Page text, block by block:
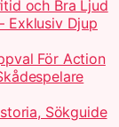
och Bra Ljud
Exklusiv Djup
För Action
Sökguide